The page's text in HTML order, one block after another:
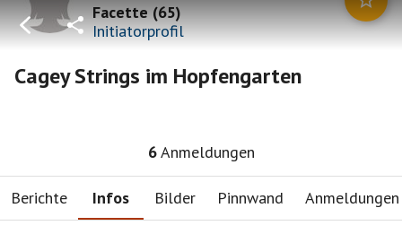
Facette(65)
Initiatorprofil
Cagey Strings im Hopfengarten
6Anmeldungen
Berichte Infos Bilder Pinnwand Anmeldungen